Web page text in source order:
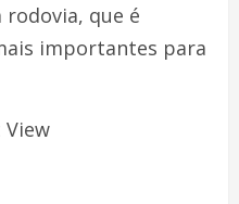
que é
importantes para
View